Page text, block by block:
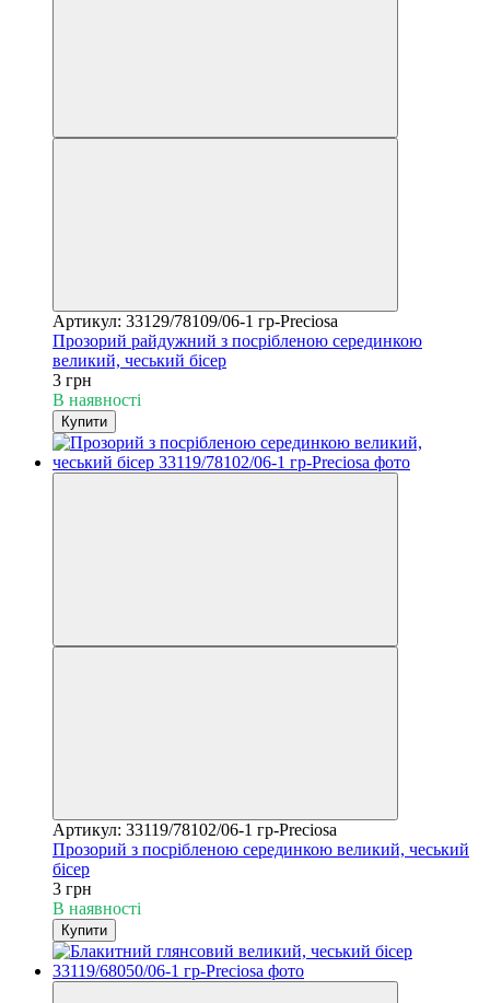
Артикул: 33129/78109/06-1 гр-Preciosa
Прозорий райдужний з посрібленою серединкою
великий, чеський бісер
3 грн
В наявності
Купити
Артикул: 33119/78102/06-1 гр-Preciosa
Прозорий з посрібленою серединкою великий, чеський
бісер
3 грн
В наявності
Купити